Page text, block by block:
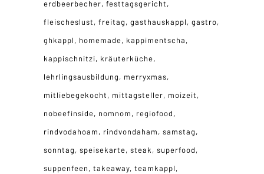
erdbeerbecher festtagsgericht
fleischeslust
freitag gasthauskappl
gastro
ghkappl
homemade
kappimentscha
kappischnitzi
kräuterküche
lehrlingsausbildung
merryxmas
mitliebegekocht
mittagsteller
moizeit
nobeefinside
nomnom
regiofood
rindvodahoam
rindvondaham
samstag
sonntag
speisekarte steak
superfood
suppenfeen
takeaway teamkappl